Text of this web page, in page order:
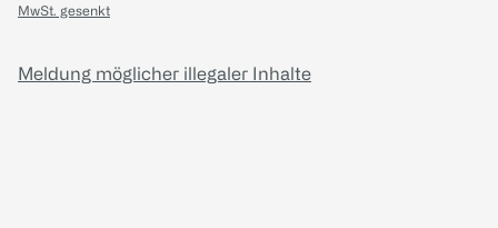
MwSt. gesenkt
Meldung möglicher illegaler Inhalte